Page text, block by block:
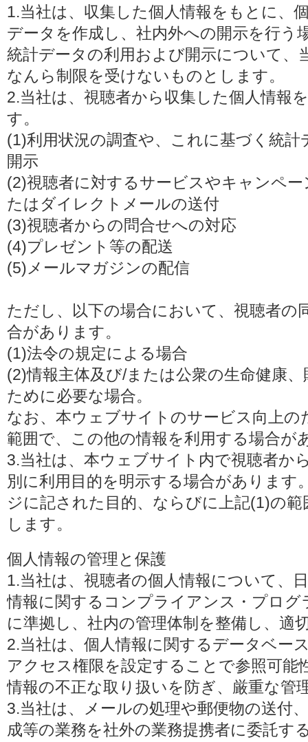
1.当社は、収集した個人情報をもとに、
データを作成し、社内外への開示を行う
統計データの利用および開示について、
なんら制限を受けないものとします。
2.当社は、視聴者から収集した個人情報
す。
(1)利用状況の調査や、これに基づく統
開示
(2)視聴者に対するサービスやキャンペ
たはダイレクトメールの送付
(3)視聴者からの問合せへの対応
(4)プレゼント等の配送
(5)メールマガジンの配信
ただし、以下の場合において、視聴者の
合があります。
(1)法令の規定による場合
(2)情報主体及び/または公衆の生命健康
ために必要な場合。
なお、本ウェブサイトのサービス向上
範囲で、この他の情報を利用する場合が
3.当社は、本ウェブサイト内で視聴者か
別に利用目的を明示する場合があります
ジに記された目的、ならびに上記(1)の
します。
個人情報の管理と保護
1.当社は、視聴者の個人情報について、
情報に関するコンプライアンス・プロ
に準拠し、社内の管理体制を整備し、適
2.当社は、個人情報に関するデータベー
アクセス権限を設定することで参照可能
情報の不正な取り扱いを防ぎ、厳重な管
3.当社は、メールの処理や郵便物の送付
成等の業務を社外の業務提携者に委託す